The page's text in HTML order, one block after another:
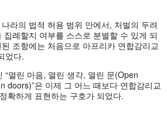
라의 법적 허용 범위 안에서, 처벌의 두려
례할지 여부를 스스로 분별할 수 있게 되
조항에는 처음으로 아프리카 연합감리교
었다.
“열린 마음, 열린 생각, 열린 문(Open
doors)”은 이제 그 어느 때보다 연합감리교
확하게 표현하는 구호가 되었다.